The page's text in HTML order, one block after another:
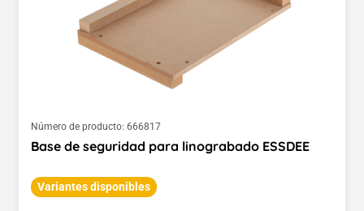
Número de producto: 666817
Base de seguridad para linograbado ESSDEE
Variantes disponibles